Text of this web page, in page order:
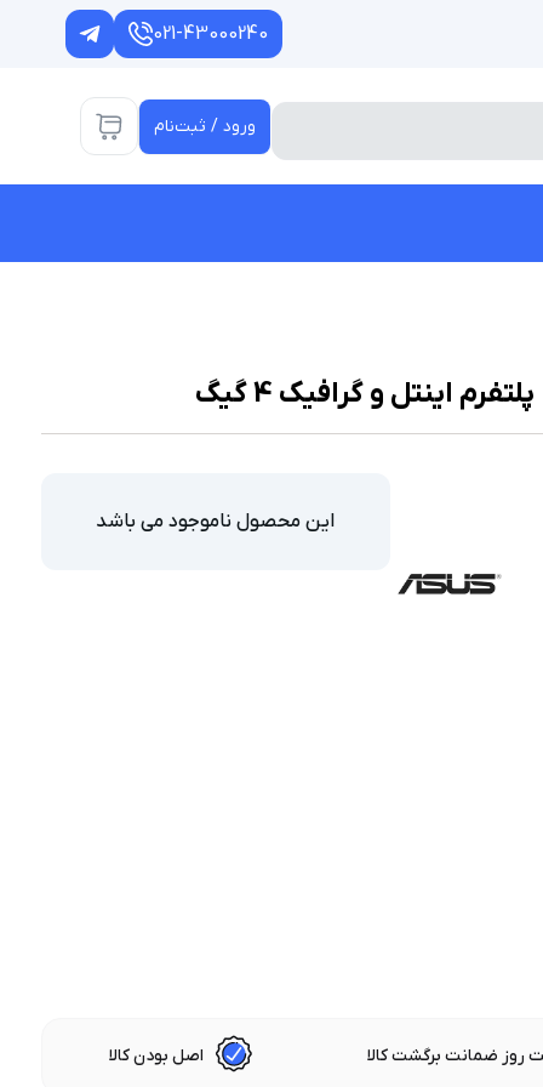
021-43000240
ورود / ثبت‌نام
این محصول ناموجود می باشد
روز ضمانت برگشت کالا اصل بودن کالا